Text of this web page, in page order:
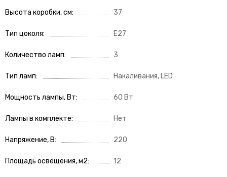
Высота коробки, см 37
Тип цоколя E27
Количество ламп 3
Тип ламп Накаливания, LED
Мощность лампы, Вт 60 Вт
Лампы в комплекте Нет
Напряжение, В 220
Площадь освещения, м2 12